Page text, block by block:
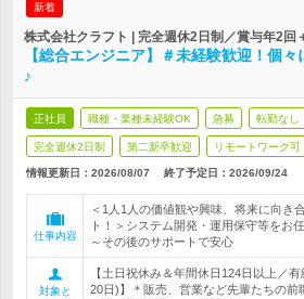
新着
株式会社クラフト | 完全週休2日制／賞与年2回
【総合エンジニア】＃未経験歓迎！個
♪
正社員 職種・業種未経験OK 急募 転勤なし
完全週休2日制 第二新卒歓迎 リモートワーク可
情報更新日：2026/08/07 終了予定日： 2026/09/24
仕事内容
＜1人1人の価値観や興味、将来に向き
ト！＞システム開発・運用保守等を
～その後のサポートで安心
対象と
【土日祝休み＆年間休日124日以上／
20日)】＊販売、営業など先輩たちの